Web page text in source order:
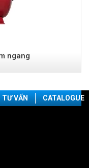
ngang
TƯ VẤN CATALOGUE